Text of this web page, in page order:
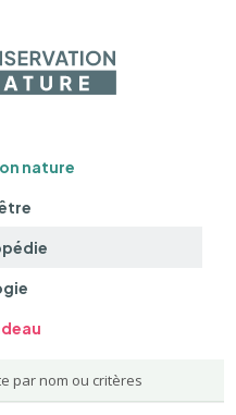
nature
par nom ou critères